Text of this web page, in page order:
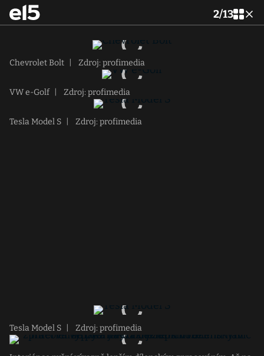
2/13
Chevrolet Bolt Zdroj: profimedia
VW e-Golf Zdroj: profimedia
Tesla Model S Zdroj: profimedia
Tesla Model S Zdroj: profimedia